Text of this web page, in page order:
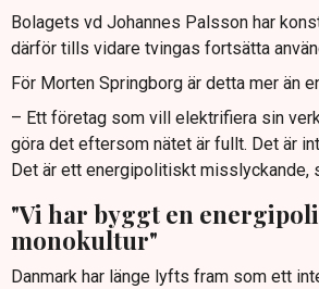
Bolagets vd Johannes Palsson har
därför tills vidare tvingas fortsätta
För Morten Springborg är detta mer än
– Ett företag som vill elektrifiera sin
göra det eftersom nätet är fullt. Det är
Det är ett energipolitiskt misslyckande,
"Vi har byggt en
monokultur"
Danmark har länge lyfts fram som ett